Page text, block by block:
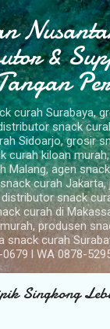
ke konten
&
curah Surabaya,
snack
Sidoarjo, grosir
curah kiloan
Malang, agen
curah Jakarta,
snack
curah di
produsen
snack curah
l WA 0878-
Singkong